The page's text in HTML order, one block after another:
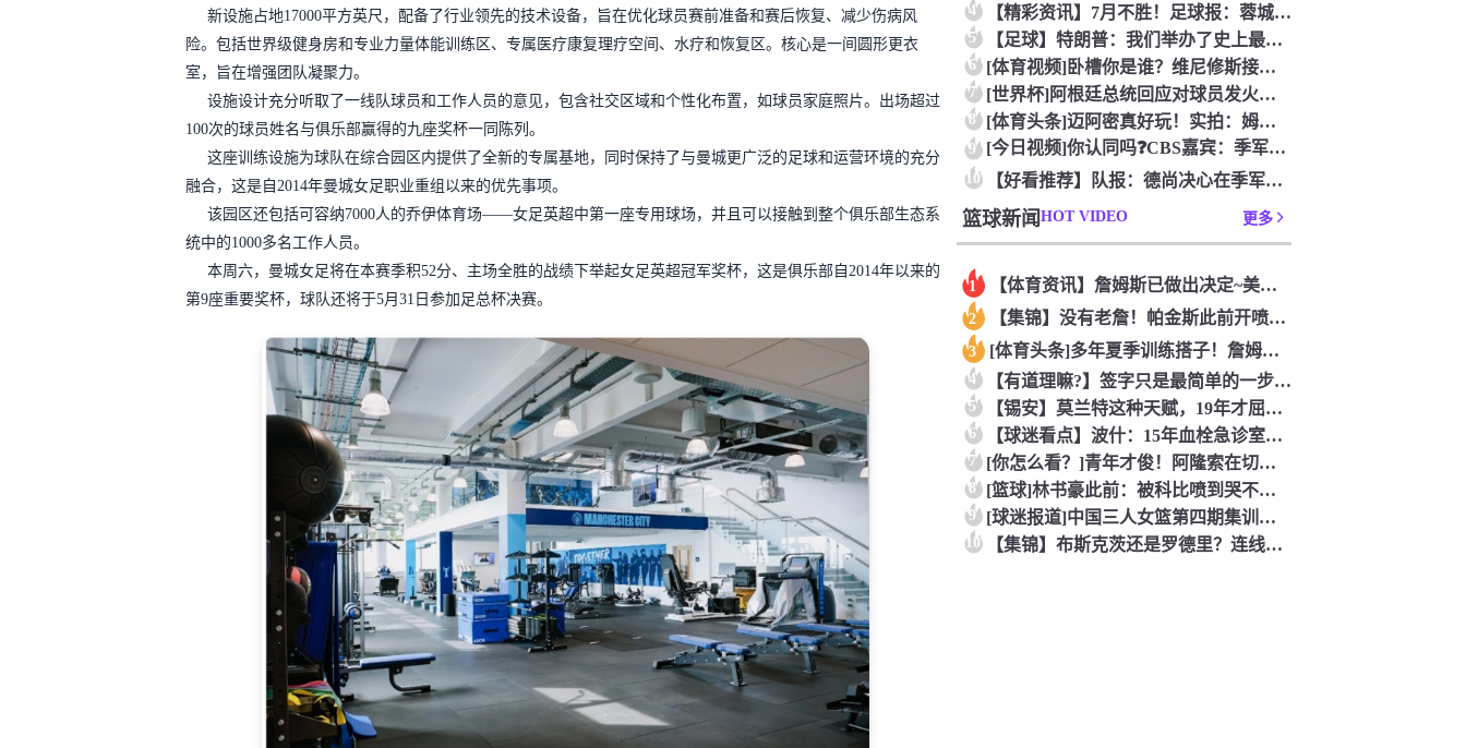
新设施占地17000平方英尺，配备了行业领先的技术设备，旨在优化球员赛前准备和赛后恢复、减少伤病风
险。包括世界级健身房和专业力量体能训练区、专属医疗康复理疗空间、水疗和恢复区。核心是一间圆形更衣
室，旨在增强团队凝聚力。
设施设计充分听取了一线队球员和工作人员的意见，包含社交区域和个性化布置，如球员家庭照片。出场超过
100次的球员姓名与俱乐部赢得的九座奖杯一同陈列。
这座训练设施为球队在综合园区内提供了全新的专属基地，同时保持了与曼城更广泛的足球和运营环境的充分
融合，这是自2014年曼城女足职业重组以来的优先事项。
该园区还包括可容纳7000人的乔伊体育场——女足英超中第一座专用球场，并且可以接触到整个俱乐部生态系
统中的1000多名工作人员。
本周六，曼城女足将在本赛季积52分、主场全胜的战绩下举起女足英超冠军奖杯，这是俱乐部自2014年以来的
第9座重要奖杯，球队还将于5月31日参加足总杯决赛。
4 【精彩资讯】7月不胜！足球报：蓉城双冠王梦碎，近期成绩下滑要
5 【足球】特朗普：我们举办了史上最成功的一届世界杯
6 [体育视频]卧槽你是谁？维尼修斯接受下巴轮廓医美塑形，突然变
7 [世界杯]阿根廷总统回应对球员发火传言：我疯了才怪球员？全是
8 [体育头条]迈阿密真好玩！实拍：姆巴佩和女友被路人拍到在夜店
9 [今日视频]你认同吗❓️CBS嘉宾：季军赛的数据不应算进去，
10 【好看推荐】队报：德尚决心在季军赛体面告别，不希望以两连败收
篮球新闻 HOT VIDEO 更多
1 【体育资讯】詹姆斯已做出决定~美记：NBA预计会如期公布新赛
2 【集锦】没有老詹！帕金斯此前开喷：湖人靠东契奇和里夫斯没人会
3 [体育头条]多年夏季训练搭子！詹姆斯此前已经和马克西一同训练
4 【有道理嘛?】签字只是最简单的一步！米兰继续补充生力军！
5 【锡安】莫兰特这种天赋，19年才屈居第二，原来是出了锡安这个
6 【球迷看点】波什：15年血栓急诊室吸氧看到球队交易，我仍想复
7 [你怎么看？]青年才俊！阿隆索在切尔西上任后的第七堂训练课！
8 [篮球]林书豪此前：被科比喷到哭不是真的，但我和他曾五个月没
9 [球迷报道]中国三人女篮第四期集训开启 全力备战亚运会&奥运
10 【集锦】布斯克茨还是罗德里？连线博斯克：大师的选择会是谁？